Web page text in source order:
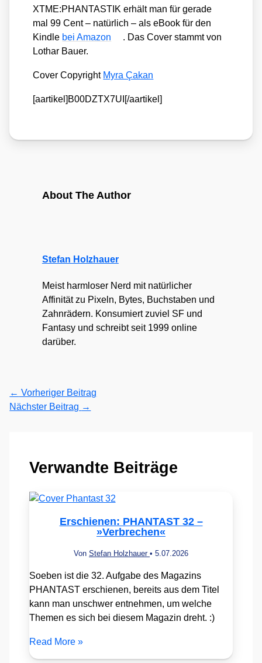
XTME:PHANTASTIK erhält man für gera­de
mal 99 Cent – natür­lich – als eBook für den
Kind­le bei Ama­zon
. Das Cover stammt von
Lothar Bau­er.
Cover Copy­right Myra Çakan
[aartikel]B00DZTX7UI[/aartikel]
About The Author
Stefan Holzhauer
Meist harmloser Nerd mit natürlicher
Affinität zu Pixeln, Bytes, Buchstaben und
Zahnrädern. Konsumiert zuviel SF und
Fantasy und schreibt seit 1999 online
darüber.
← Vorheriger Beitrag
Nächster Beitrag →
Verwandte Beiträge
Erschienen: PHANTAST 32 –
»Verbrechen«
Von Stefan Holzhauer • 5.07.2026
Soeben ist die 32. Aufgabe des Magazins
PHANTAST erschienen, bereits aus dem Titel
kann man unschwer entnehmen, um welche
Themen es sich bei diesem Magazin dreht. :)
Read More »